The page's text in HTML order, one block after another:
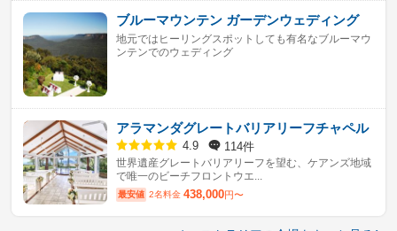
ブルーマウンテン ガーデンウェディング
地元ではヒーリングスポットしても有名なブルーマウ
ンテンでのウェディング
アラマンダグレートバリアリーフチャペル
4.9 114件
世界遺産グレートバリアリーフを望む、ケアンズ地域
で唯一のビーチフロントウエ...
最安値 2名料金 438,000円〜